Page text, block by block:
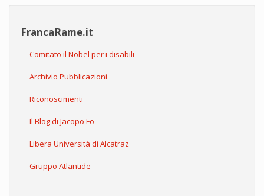
FrancaRame.it
Comitato il Nobel per i disabili
Archivio Pubblicazioni
Riconoscimenti
Il Blog di Jacopo Fo
Libera Università di Alcatraz
Gruppo Atlantide